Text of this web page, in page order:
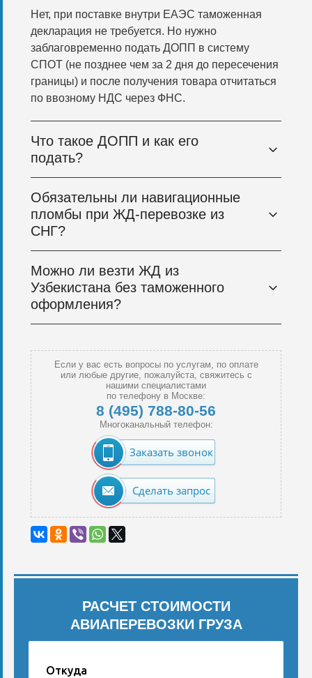
Нет, при поставке внутри ЕАЭС таможенная
декларация не требуется. Но нужно
заблаговременно подать ДОПП в систему
СПОТ (не позднее чем за 2 дня до пересечения
границы) и после получения товара отчитаться
по ввозному НДС через ФНС.
Что такое ДОПП и как его
подать?
Обязательны ли навигационные
пломбы при ЖД-перевозке из
СНГ?
Можно ли везти ЖД из
Узбекистана без таможенного
оформления?
Если у вас есть вопросы по услугам, по оплате
или любые другие, пожалуйста, свяжитесь с
нашими специалистами
по телефону в Москве:
8 (495) 788-80-56
Многоканальный телефон:
Заказать звонок
Сделать запрос
РАСЧЕТ СТОИМОСТИ
АВИАПЕРЕВОЗКИ ГРУЗА
Откуда